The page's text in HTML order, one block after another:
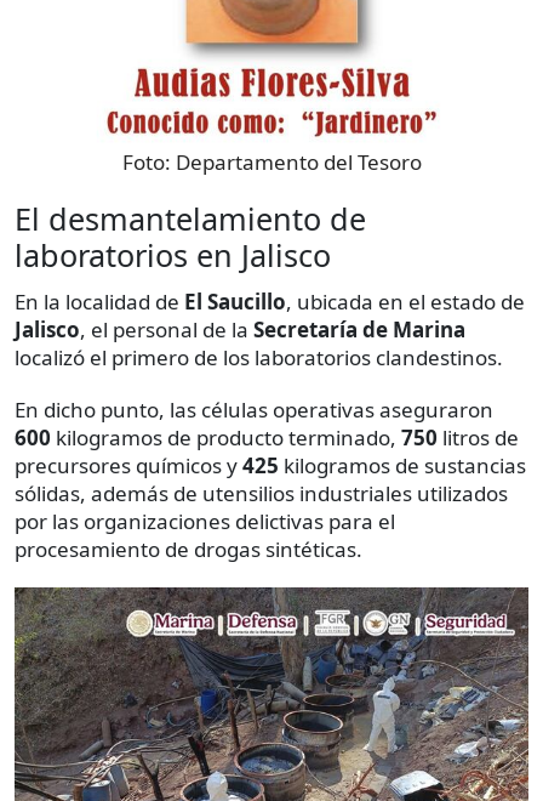
Foto: Departamento del Tesoro
El desmantelamiento de
laboratorios en Jalisco
En la localidad de El Saucillo, ubicada en el estado de
Jalisco, el personal de la Secretaría de Marina
localizó el primero de los laboratorios clandestinos.
En dicho punto, las células operativas aseguraron
600 kilogramos de producto terminado, 750 litros de
precursores químicos y425 kilogramos de sustancias
sólidas, además de utensilios industriales utilizados
por las organizaciones delictivas para el
procesamiento de drogas sintéticas.